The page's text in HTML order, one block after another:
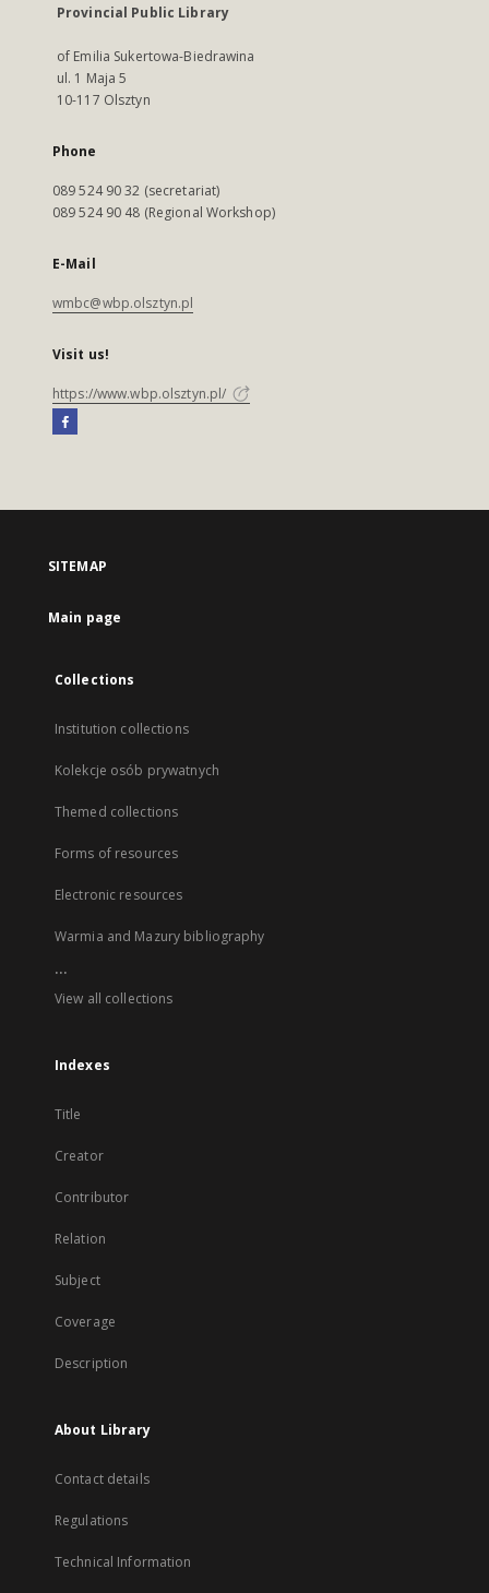
Provincial Public Library
of Emilia Sukertowa-Biedrawina
ul. 1 Maja 5
10-117 Olsztyn
Phone
089 524 90 32 (secretariat)
089 524 90 48 (Regional Workshop)
E-Mail
wmbc@wbp.olsztyn.pl
Visit us!
https://www.wbp.olsztyn.pl/
SITEMAP
Main page
Collections
Institution collections
Kolekcje osób prywatnych
Themed collections
Forms of resources
Electronic resources
Warmia and Mazury bibliography
...
View all collections
Indexes
Title
Creator
Contributor
Relation
Subject
Coverage
Description
About Library
Contact details
Regulations
Technical Information